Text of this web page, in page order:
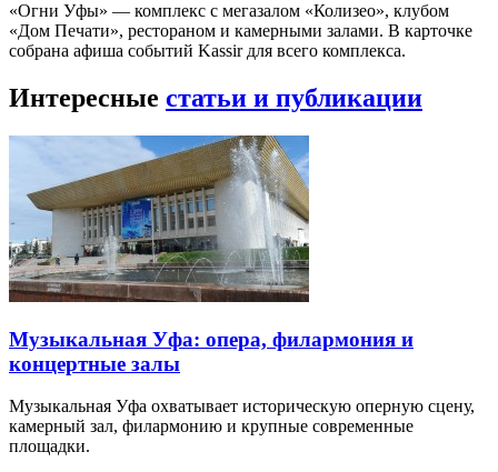
«Огни Уфы» — комплекс с мегазалом «Колизео», клубом
«Дом Печати», рестораном и камерными залами. В карточке
собрана афиша событий Kassir для всего комплекса.
Интересные статьи и публикации
Музыкальная Уфа: опера, филармония и
концертные залы
Музыкальная Уфа охватывает историческую оперную сцену,
камерный зал, филармонию и крупные современные
площадки.